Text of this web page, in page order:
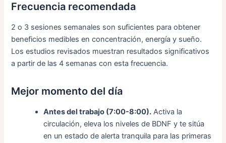
Frecuencia recomendada
2 o 3 sesiones semanales son suficientes para obtener
beneficios medibles en concentración, energía y sueño.
Los estudios revisados muestran resultados significativos
a partir de las 4 semanas con esta frecuencia.
Mejor momento del día
Antes del trabajo (7:00-8:00). Activa la
circulación, eleva los niveles de BDNF y te sitúa
en un estado de alerta tranquila para las primeras